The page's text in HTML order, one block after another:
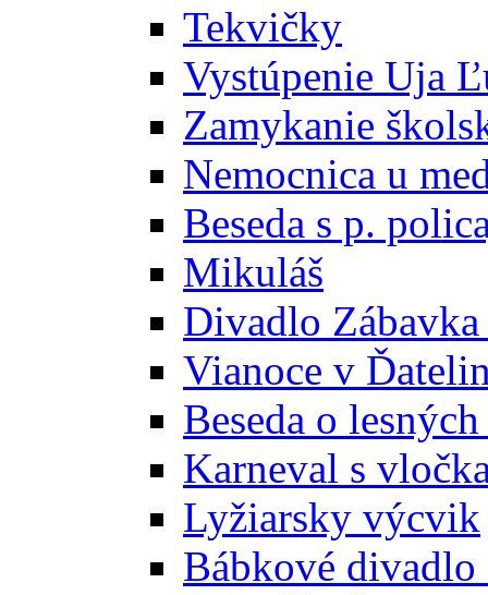
Tekvičky
Vystúpenie Uja
Zamykanie
Nemocnica u
Beseda s p.
Mikuláš
Divadlo
Vianoce v
Beseda o
Karneval s
Lyžiarsky výcvik
Bábkové